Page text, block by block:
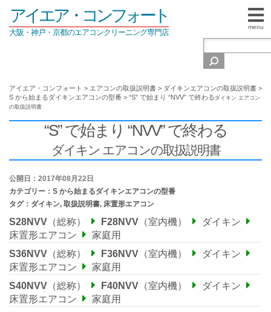
menu
アイエア・コンフォート
大阪・神戸・京都のエアコンクリーニング専門店
アイエア・コンフォート > エアコンの取扱説明書 > ダイキンエアコンの取扱説明書 >
S から始まるダイキンエアコンの型番 > “S” で始まり “NVV” で終わる ダイキン エアコン
の取扱説明書
“S” で始まり “NVV” で終わる
ダイキン エアコンの取扱説明書
公開日：2017年08月22日
カテゴリー： S から始まるダイキンエアコンの型番
タグ： ダイキン, 取扱説明書, 床置形エアコン
S28NVV （総称） F28NVV （室内機）
ダイキン
床置形エアコン
家庭用
S36NVV （総称） F36NVV （室内機）
ダイキン
床置形エアコン
家庭用
S40NVV （総称） F40NVV （室内機）
ダイキン
床置形エアコン
家庭用